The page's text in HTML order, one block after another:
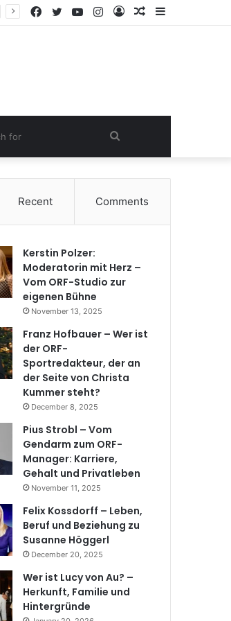
Sidebar
Random
Log
Instagram
YouTube
Twitter
Facebook
for
Recent Comments
Kerstin Polzer:
Moderatorin mit Herz –
Vom ORF-Studio zur
eigenen Bühne
November 13, 2025
Franz Hofbauer – Wer ist
der ORF-
Sportredakteur, der an
der Seite von Christa
Kummer steht?
December 8, 2025
Pius Strobl – Vom
Gendarm zum ORF-
Manager: Karriere,
Gehalt und Privatleben
November 11, 2025
Felix Kossdorff – Leben,
Beruf und Beziehung zu
Susanne Höggerl
December 20, 2025
Wer ist Lucy von Au? –
Herkunft, Familie und
Hintergründe